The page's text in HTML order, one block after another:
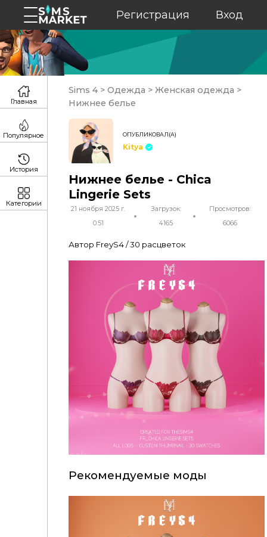
Регистрация Вход
Sims 4 > Одежда > Женская одежда >
Нижнее белье
ОПУБЛИКОВАЛ(А)
Kitya
Нижнее белье - Chica
Lingerie Sets
21 ноября 2025 г.
0:51
Загрузок:
4165
Просмотров:
6066
Автор FreyS4 / 30 расцветок
Рекомендуемые моды
Главная
Популярное
История
Категории